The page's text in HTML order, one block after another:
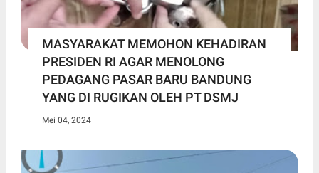
MASYARAKAT MEMOHON KEHADIRAN
PRESIDEN RI AGAR MENOLONG
PEDAGANG PASAR BARU BANDUNG
YANG DI RUGIKAN OLEH PT DSMJ
Mei 04, 2024